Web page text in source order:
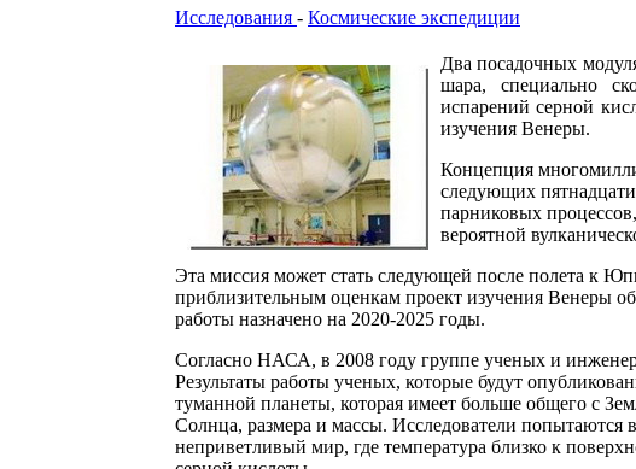
Исследования - Космические экспедиции
Два посадочных
шара, специально
испарений серной
изучения Венеры.
Концепция
следующих
парниковых
вероятной
Эта миссия может стать следующей после полета к
приблизительным оценкам проект изучения Венеры
работы назначено на 2020-2025 годы.
Согласно НАСА, в 2008 году группе ученых и
Результаты работы ученых, которые будут
туманной планеты, которая имеет больше общего с
Солнца, размера и массы. Исследователи попытаются
неприветливый мир, где температура близко к